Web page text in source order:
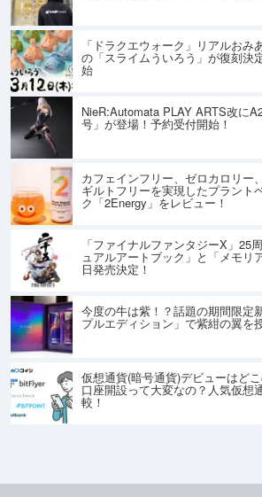
「ドラクエウォーク」リアルおみ
の「スライムういろう」が復刻決
始
NieR:Automata PLAY ARTS改に
号」が登場！予約受付開始！
カフェインフリー、ゼロカロリー
ギルトフリーを実現したプラント
ク「2Energy」をレビュー！
「ファイナルファンタジーX」25
ュアルアートブック」と「メモリ
日発売決定！
今度の牛は紫！？話題の期間限定
プルエディション」で紫紺の翼を
仮想通貨(暗号通貨)デビューはど
口座開設って大変なの？人気仮想
較！